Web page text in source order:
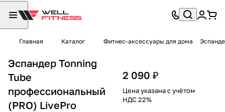
Главная Каталог Фитнес-аксессуары для дома
Эспандер Tonning
Tube
профессиональный
(PRO) LivePro
2 090 ₽
Цена указана с учётом
НДС 22%